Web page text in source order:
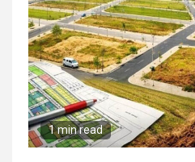
1 min read